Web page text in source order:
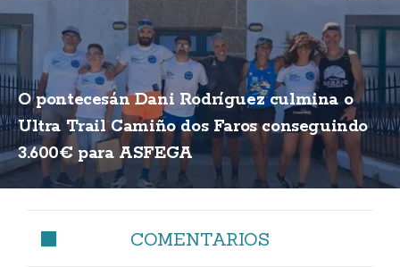
O pontecesán Dani Rodríguez culmina o
Ultra Trail Camiño dos Faros conseguindo
3.600€ para ASFEGA
COMENTARIOS